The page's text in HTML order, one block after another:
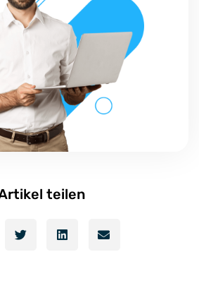
teilen